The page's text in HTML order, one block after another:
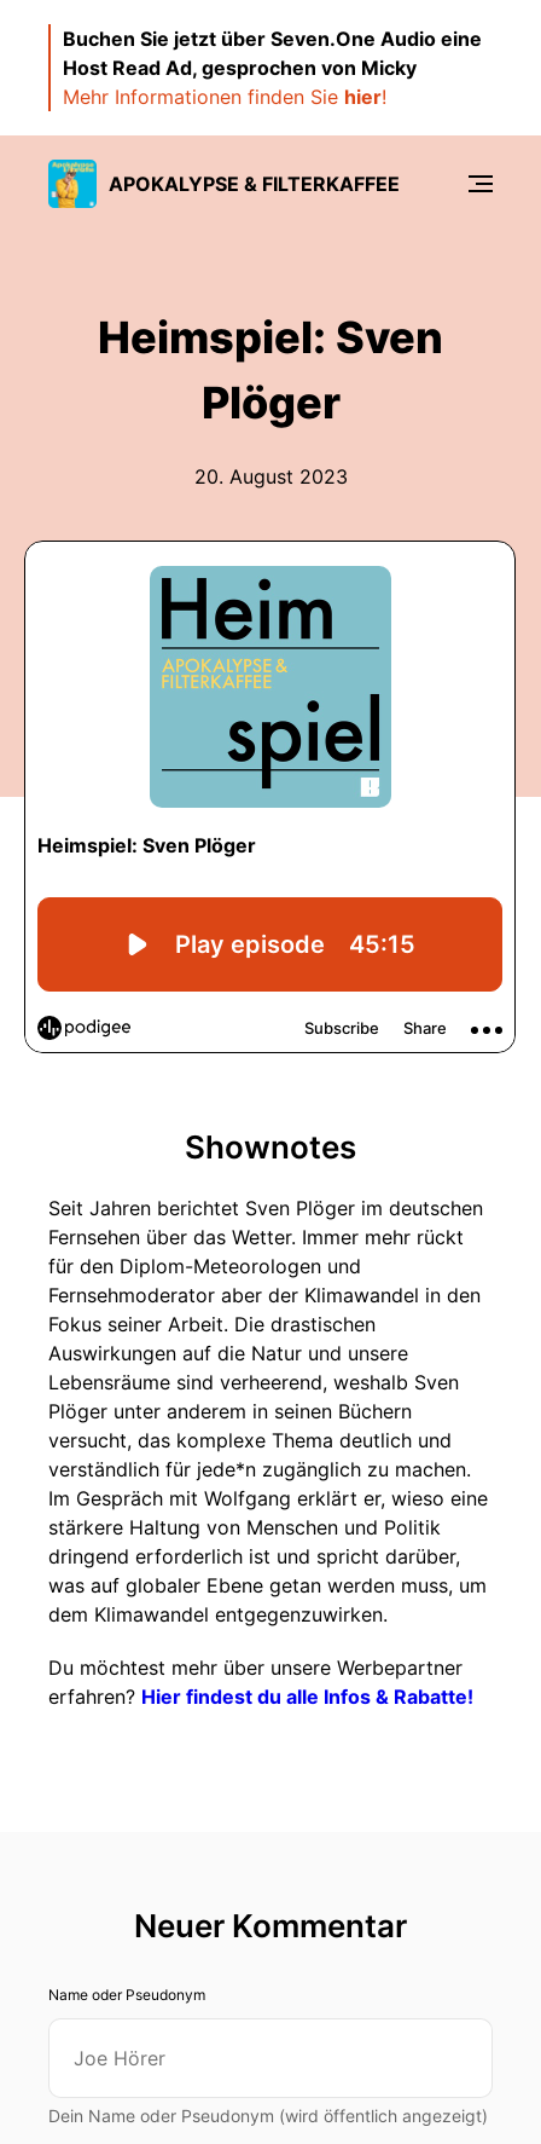
Buchen Sie jetzt über Seven.One Audio eine
Host Read Ad, gesprochen von Micky
Mehr Informationen finden Sie hier!
APOKALYPSE & FILTERKAFFEE
Heimspiel: Sven
Plöger
20. August 2023
Shownotes
Seit Jahren berichtet Sven Plöger im deutschen
Fernsehen über das Wetter. Immer mehr rückt
für den Diplom-Meteorologen und
Fernsehmoderator aber der Klimawandel in den
Fokus seiner Arbeit. Die drastischen
Auswirkungen auf die Natur und unsere
Lebensräume sind verheerend, weshalb Sven
Plöger unter anderem in seinen Büchern
versucht, das komplexe Thema deutlich und
verständlich für jede*n zugänglich zu machen.
Im Gespräch mit Wolfgang erklärt er, wieso eine
stärkere Haltung von Menschen und Politik
dringend erforderlich ist und spricht darüber,
was auf globaler Ebene getan werden muss, um
dem Klimawandel entgegenzuwirken.
Du möchtest mehr über unsere Werbepartner
erfahren? Hier findest du alle Infos & Rabatte!
Neuer Kommentar
Name oder Pseudonym
Dein Name oder Pseudonym (wird öffentlich angezeigt)